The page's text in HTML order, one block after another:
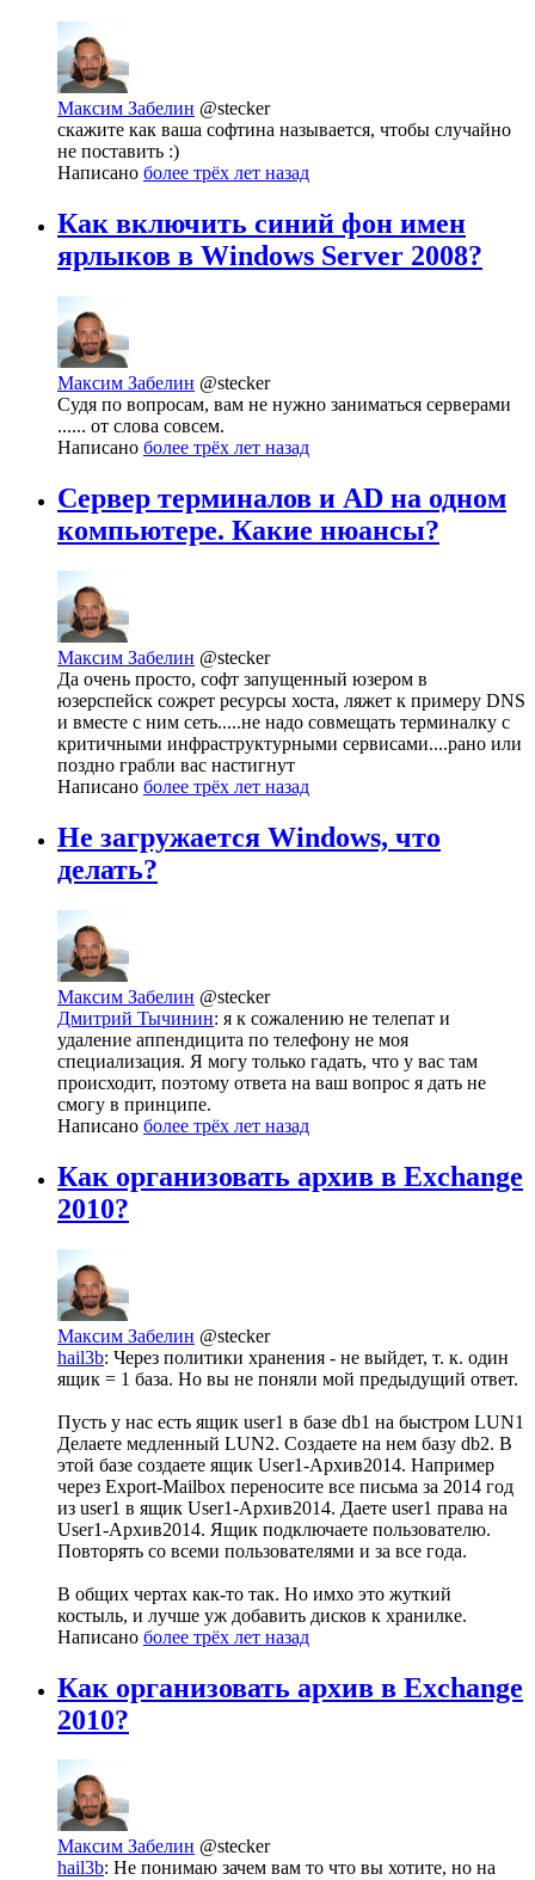
Максим Забелин @stecker
скажите как ваша софтина называется, чтобы случайно
не поставить :)
Написано более трёх лет назад
Как включить синий фон имен
ярлыков в Windows Server 2008?
Максим Забелин @stecker
Судя по вопросам, вам не нужно заниматься серверами
...... от слова совсем.
Написано более трёх лет назад
Сервер терминалов и AD на одном
компьютере. Какие нюансы?
Максим Забелин @stecker
Да очень просто, софт запущенный юзером в
юзерспейск сожрет ресурсы хоста, ляжет к примеру DNS
и вместе с ним сеть.....не надо совмещать терминалку с
критичными инфраструктурными сервисами....рано или
поздно грабли вас настигнут
Написано более трёх лет назад
Не загружается Windows, что
делать?
Максим Забелин @stecker
Дмитрий Тычинин: я к сожалению не телепат и
удаление аппендицита по телефону не моя
специализация. Я могу только гадать, что у вас там
происходит, поэтому ответа на ваш вопрос я дать не
смогу в принципе.
Написано более трёх лет назад
Как организовать архив в Exchange
2010?
Максим Забелин @stecker
hail3b: Через политики хранения - не выйдет, т. к. один
ящик = 1 база. Но вы не поняли мой предыдущий ответ.
Пусть у нас есть ящик user1 в базе db1 на быстром LUN1
Делаете медленный LUN2. Создаете на нем базу db2. В
этой базе создаете ящик User1-Архив2014. Например
через Export-Mailbox переносите все письма за 2014 год
из user1 в ящик User1-Архив2014. Даете user1 права на
User1-Архив2014. Ящик подключаете пользователю.
Повторять со всеми пользователями и за все года.
В общих чертах как-то так. Но имхо это жуткий
костыль, и лучше уж добавить дисков к хранилке.
Написано более трёх лет назад
Как организовать архив в Exchange
2010?
Максим Забелин @stecker
hail3b: Не понимаю зачем вам то что вы хотите, но на